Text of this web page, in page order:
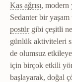
Kas ağrısı Miyalji
, modern
Sedanter bir
postürPostür
gibi çeşitli
günlük aktiviteleri
de olumsuz
için birçok etkili
başlayarak, doğal